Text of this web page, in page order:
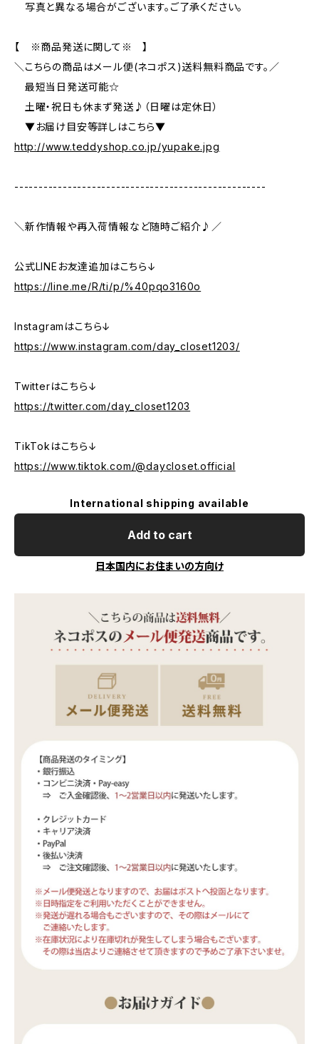
写真と異なる場合がございます。ご了承ください。
【 ※商品発送に関して※ 】
＼こちらの商品はメール便(ネコポス)送料無料商品です。／
最短当日発送可能☆
土曜・祝日も休まず発送♪（日曜は定休日）
▼お届け目安等詳しはこちら▼
http://www.teddyshop.co.jp/yupake.jpg
----------------------------------------------------
＼新作情報や再入荷情報など随時ご紹介♪／
公式LINEお友達追加はこちら↓
https://line.me/R/ti/p/%40pqo3160o
Instagramはこちら↓
https://www.instagram.com/day_closet1203/
Twitterはこちら↓
https://twitter.com/day_closet1203
TikTokはこちら↓
https://www.tiktok.com/@daycloset.official
International shipping available
Add to cart
日本国内にお住まいの方向け